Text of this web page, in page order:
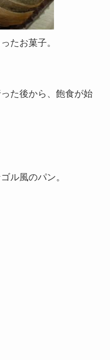
たお菓子。
た後から、飽食が始
ル風のパン。